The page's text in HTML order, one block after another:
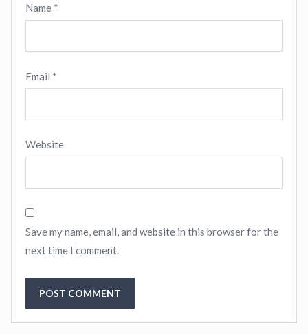
Name *
Email *
Website
Save my name, email, and website in this browser for the
next time I comment.